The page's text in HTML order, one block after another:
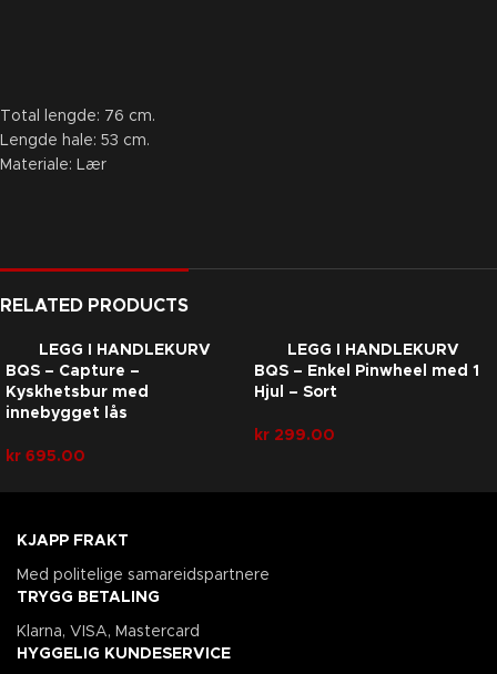
Total lengde: 76 cm.
Lengde hale: 53 cm.
Materiale: Lær
RELATED PRODUCTS
LEGG I HANDLEKURV
BQS – Capture –
Kyskhetsbur med
innebygget lås
kr 695.00
LEGG I HANDLEKURV
BQS – Enkel Pinwheel med 1
Hjul – Sort
kr 299.00
KJAPP FRAKT
Med politelige samareidspartnere
TRYGG BETALING
Klarna, VISA, Mastercard
HYGGELIG KUNDESERVICE